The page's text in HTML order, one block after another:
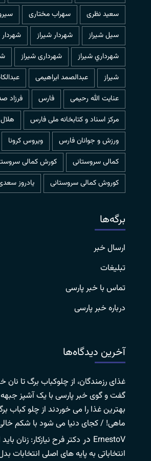
سعید نظری
سهراب مختاری
سیل شیراز
شهردار شيراز
شهردار
شهرداري شيراز
شهرداری شیراز
شیراز
عبدالصمد ابراهیمی
عنایت الله رحیمی
فارس فرزاد
مرکز اسناد و کتابخانه ملی فارس
ورزش و جوانان فارس
ویروس کرونا
کمالی سروستانی
کورش کمالی
کوروش کمالی سروستانی
یادروز
برگه‌ها
ارسال خبر
تبلیغات
تماس با خبر پارسی
درباره خبر پارسی
آخرین دیدگاه‌ها
غذای رزمندگان، از چلوکباب برگ تا
گفت و گوی خبر پارسی با یک آشپز
بهترین غذا را می خوردند از چلو کباب
ماهی! / کجای دنیا می شود با شکم
ErnestoV در دکتر فرح نیازکار: زنان
انتخاباتی به پایه های اصلی انتخابات